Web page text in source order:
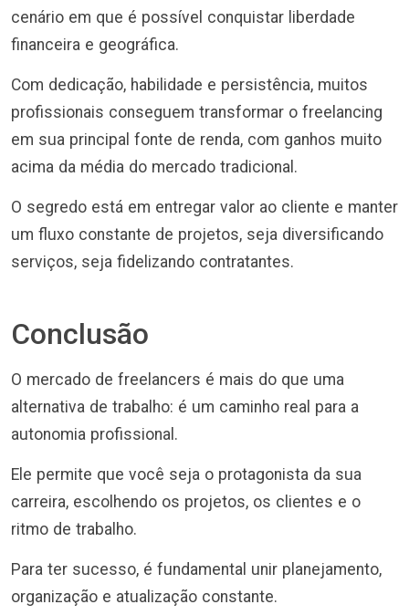
cenário em que é possível conquistar liberdade
financeira e geográfica.
Com dedicação, habilidade e persistência, muitos
profissionais conseguem transformar o freelancing
em sua principal fonte de renda, com ganhos muito
acima da média do mercado tradicional.
O segredo está em entregar valor ao cliente e manter
um fluxo constante de projetos, seja diversificando
serviços, seja fidelizando contratantes.
Conclusão
O mercado de freelancers é mais do que uma
alternativa de trabalho: é um caminho real para a
autonomia profissional.
Ele permite que você seja o protagonista da sua
carreira, escolhendo os projetos, os clientes e o
ritmo de trabalho.
Para ter sucesso, é fundamental unir planejamento,
organização e atualização constante.